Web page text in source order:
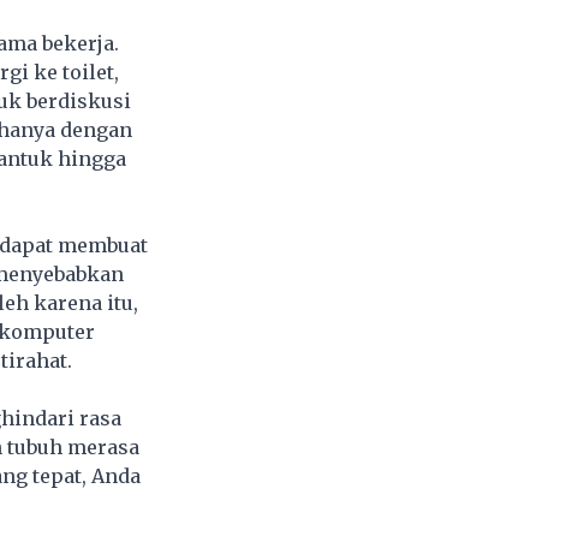
bekerja.
ke toilet,
berdiskusi
dengan
hingga
membuat
karena itu,
rasa
merasa
tepat, Anda